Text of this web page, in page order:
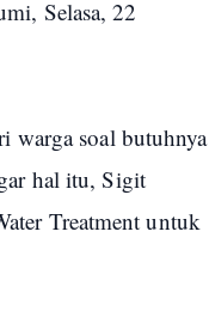
Selasa, 22
warga soal butuhnya
hal itu, Sigit
Treatment untuk